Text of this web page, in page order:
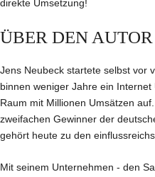
direkte Umsetzung!
ÜBER DEN
Jens Neubeck startete selbst vor
binnen weniger Jahre ein
Raum mit Millionen Umsätzen
zweifachen Gewinner der
gehört heute zu den
Mit seinem Unternehmen - den